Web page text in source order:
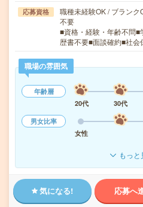
応募資格
職種未経験OK / ブラン
不要
■資格・経験・年齢不問
歴書不要■面談確約■社
職場の雰囲気
年齢層
20代
30代
男女比率
女性
もっと
気になる! 応募へ